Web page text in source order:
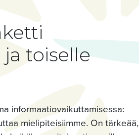
toiselle
informaatiovaikuttamisessa:
mielipiteisiimme. On tärkeää,